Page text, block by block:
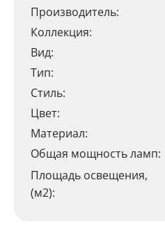
Производитель:
Коллекция:
Вид:
Тип:
Стиль:
Цвет:
Материал:
Общая мощность ламп:
Площадь освещения,
(м2):